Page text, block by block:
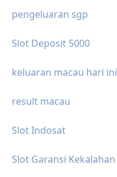
pengeluaran sgp
Slot Deposit 5000
keluaran macau hari ini
result macau
Slot Indosat
Slot Garansi Kekalahan